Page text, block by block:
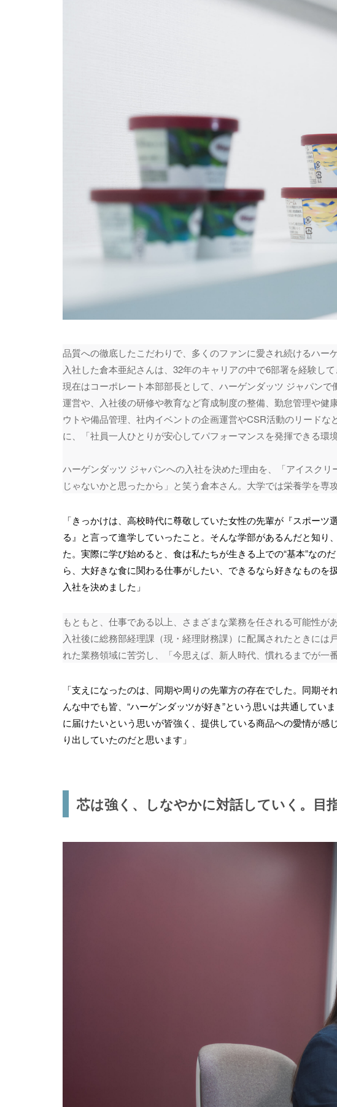
品質への徹底したこだわりで、多くのファンに愛され続けるハー
入社した倉本亜紀さんは、32年のキャリアの中で6部署を経験して
現在はコーポレート本部部長として、ハーゲンダッツ ジャパン
運営や、入社後の研修や教育など育成制度の整備、勤怠管理や健
ウトや備品管理、社内イベントの企画運営やCSR活動のリード
に、「社員一人ひとりが安心してパフォーマンスを発揮できる環
ハーゲンダッツ ジャパンへの入社を決めた理由を、「アイスク
じゃないかと思ったから」と笑う倉本さん。大学では栄養学を専
「きっかけは、高校時代に尊敬していた女性の先輩が『スポー
る』と言って進学していったこと。そんな学部があるんだと知り
た。実際に学び始めると、食は私たちが生きる上での“基本”なの
ら、大好きな食に関わる仕事がしたい、できるなら好きなもの
入社を決めました」
もともと、仕事である以上、さまざまな業務を任される可能性が
入社後に総務部経理課（現・経理財務課）に配属されたときに
れた業務領域に苦労し、「今思えば、新人時代、慣れるまでが一
「支えになったのは、同期や周りの先輩方の存在でした。同期
んな中でも皆、“ハーゲンダッツが好き”という思いは共通してい
に届けたいという思いが皆強く、提供している商品への愛情が
り出していたのだと思います」
芯は強く、しなやかに対話していく。目